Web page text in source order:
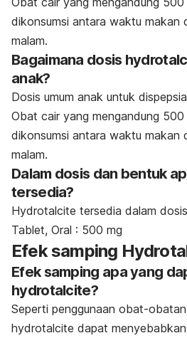
dikonsumsi antara waktu makan
malam.
Bagaimana dosis
anak?
Dosis umum anak untuk
Obat cair yang mengandung
dikonsumsi antara waktu makan
malam.
Dalam dosis dan bentuk
tersedia?
Hydrotalcite tersedia dalam
Tablet, Oral : 500 mg
Efek samping
Efek samping apa yang
hydrotalcite?
Seperti penggunaan obat-
hydrotalcite dapat